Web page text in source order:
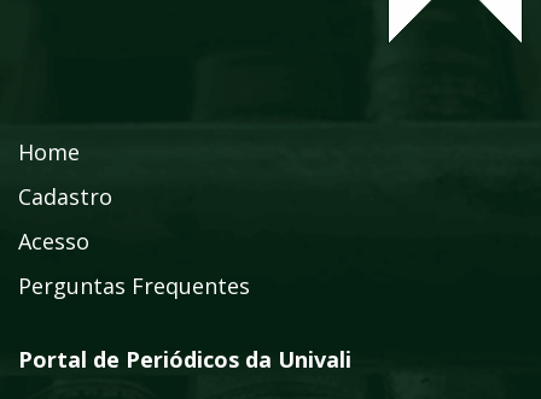
Home
Cadastro
Acesso
Perguntas Frequentes
Portal de Periódicos da Univali